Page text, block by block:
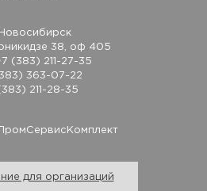
для организаций
Новосибирск
38, оф 405
(383) 211-27-35
363-07-22
211-28-35